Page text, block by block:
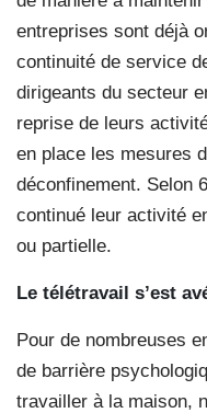
entreprises sont déjà
continuité de service
dirigeants du secteur
reprise de leurs
en place les mesures
déconfinement. Selon
continué leur activité
ou partielle.
Le télétravail s’est
Pour de nombreuses
de barrière
travailler à la maison,